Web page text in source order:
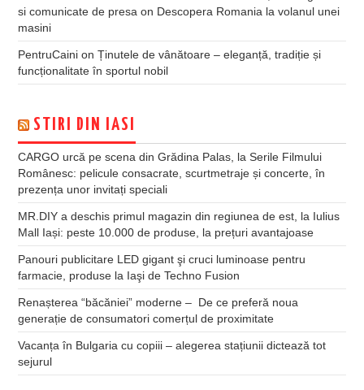
si comunicate de presa on Descopera Romania la volanul unei
masini
PentruCaini onȚinutele de vânătoare – eleganță, tradiție și
funcționalitate în sportul nobil
STIRI DIN IASI
CARGO urcă pe scena din Grădina Palas, la Serile Filmului
Românesc: pelicule consacrate, scurtmetraje și concerte, în
prezența unor invitați speciali
MR.DIY a deschis primul magazin din regiunea de est, la Iulius
Mall Iași: peste 10.000 de produse, la prețuri avantajoase
Panouri publicitare LED gigant şi cruci luminoase pentru
farmacie, produse la Iaşi de Techno Fusion
Renașterea “băcăniei” moderne – De ce preferă noua
generație de consumatori comerțul de proximitate
Vacanța în Bulgaria cu copiii – alegerea stațiunii dictează tot
sejurul